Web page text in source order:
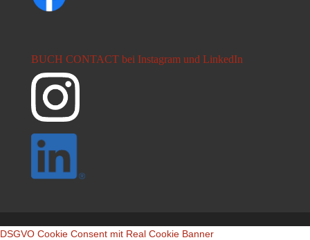
BUCH CONTACT bei Instagram und LinkedIn
DSGVO Cookie Consent mit Real Cookie Banner